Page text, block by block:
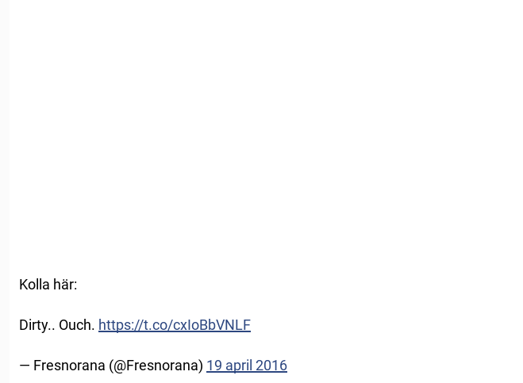
Kolla här:
Dirty.. Ouch. https://t.co/cxIoBbVNLF
— Fresnorana (@Fresnorana) 19 april 2016